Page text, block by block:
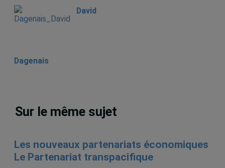
David
Dagenais
Sur le même sujet
Les nouveaux partenariats économiques
Le Partenariat transpacifique